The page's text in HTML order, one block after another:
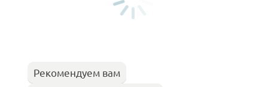
Рекомендуем вам